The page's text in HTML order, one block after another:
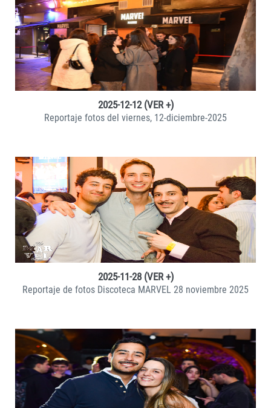
VER +
2025-12-12 (VER +)
Reportaje fotos del viernes, 12-diciembre-2025
VER +
2025-11-28 (VER +)
Reportaje de fotos Discoteca MARVEL 28 noviembre 2025
VER +